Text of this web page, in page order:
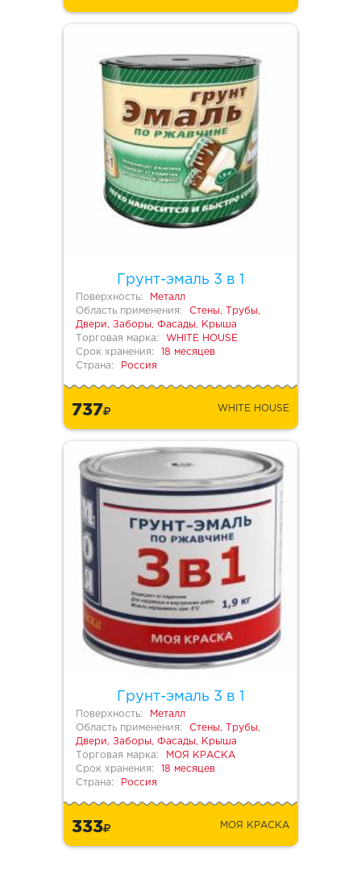
Грунт-эмаль 3 в 1
Поверхность:
Металл
Область применения:
Стены, Трубы,
Двери, Заборы, Фасады, Крыша
Торговая марка:
WHITE HOUSE
Срок хранения:
18 месяцев
Страна:
Россия
737 WHITE HOUSE
Грунт-эмаль 3 в 1
Поверхность:
Металл
Область применения:
Стены, Трубы,
Двери, Заборы, Фасады, Крыша
Торговая марка:
МОЯ КРАСКА
Срок хранения:
18 месяцев
Страна:
Россия
333 МОЯ КРАСКА